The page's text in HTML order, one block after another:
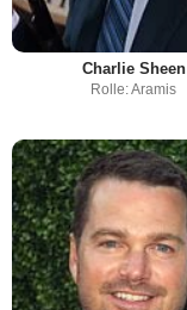
Charlie Sheen
Rolle: Aramis